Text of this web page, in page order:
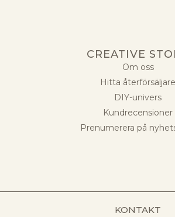
CREATIVE
Om oss
Hitta återförsäljare
DIY-univers
Kundrecensioner
Prenumerera på
KONTAKT